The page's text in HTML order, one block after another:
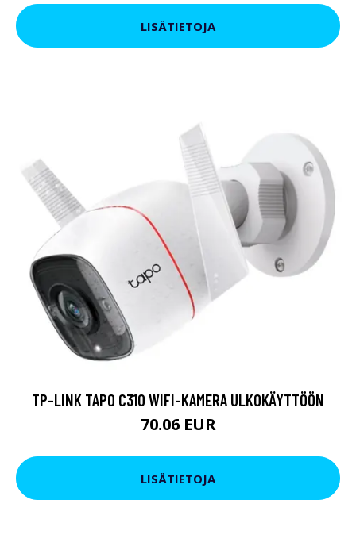
LISÄTIETOJA
TP-LINK TAPO C310 WIFI-KAMERA ULKOKÄYTTÖÖN
70.06 EUR
LISÄTIETOJA